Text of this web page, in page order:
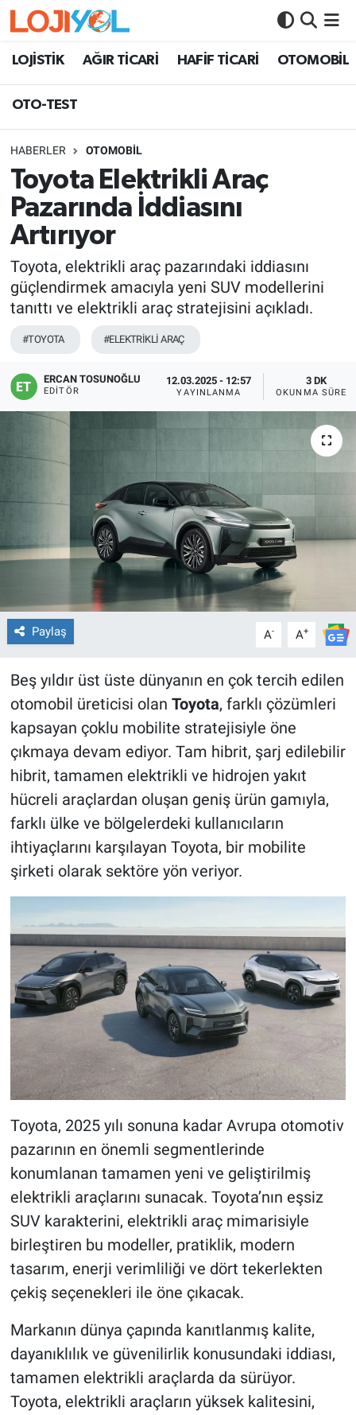
LOJİSTİK AĞIR TİCARİ HAFİF TİCARİ OTOMOBİL
OTO-TEST
HABERLER OTOMOBİL
Toyota Elektrikli Araç
Pazarında İddiasını
Artırıyor
Toyota, elektrikli araç pazarındaki iddiasını
güçlendirmek amacıyla yeni SUV modellerini
tanıttı ve elektrikli araç stratejisini açıkladı.
#TOYOTA #ELEKTRİKLİ ARAÇ
ERCAN TOSUNOĞLU
EDITÖR
12.03.2025 - 12:57
YAYINLANMA
3 DK
OKUNMA SÜRESI
Paylaş A- A+
Beş yıldır üst üste dünyanın en çok tercih edilen
otomobil üreticisi olan Toyota, farklı çözümleri
kapsayan çoklu mobilite stratejisiyle öne
çıkmaya devam ediyor. Tam hibrit, şarj edilebilir
hibrit, tamamen elektrikli ve hidrojen yakıt
hücreli araçlardan oluşan geniş ürün gamıyla,
farklı ülke ve bölgelerdeki kullanıcıların
ihtiyaçlarını karşılayan Toyota, bir mobilite
şirketi olarak sektöre yön veriyor.
Toyota, 2025 yılı sonuna kadar Avrupa otomotiv
pazarının en önemli segmentlerinde
konumlanan tamamen yeni ve geliştirilmiş
elektrikli araçlarını sunacak. Toyota’nın eşsiz
SUV karakterini, elektrikli araç mimarisiyle
birleştiren bu modeller, pratiklik, modern
tasarım, enerji verimliliği ve dört tekerlekten
çekiş seçenekleri ile öne çıkacak.
Markanın dünya çapında kanıtlanmış kalite,
dayanıklılık ve güvenilirlik konusundaki iddiası,
tamamen elektrikli araçlarda da sürüyor.
Toyota, elektrikli araçların yüksek kalitesini,
OTO-TEST